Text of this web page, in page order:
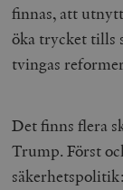
finnas, att
öka trycket tills
tvingas
Det finns flera
Trump. Först